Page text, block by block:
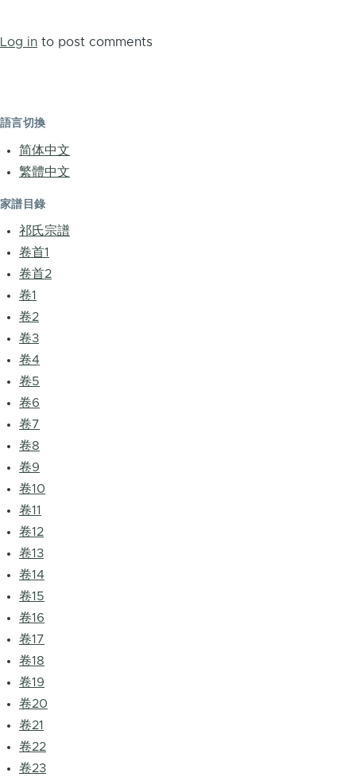
Log in to post comments
語言切換
简体中文
繁體中文
家譜目錄
祁氏宗譜
卷首1
卷首2
卷1
卷2
卷3
卷4
卷5
卷6
卷7
卷8
卷9
卷10
卷11
卷12
卷13
卷14
卷15
卷16
卷17
卷18
卷19
卷20
卷21
卷22
卷23